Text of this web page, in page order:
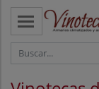
CATEGORÍAS
VINOTECAS